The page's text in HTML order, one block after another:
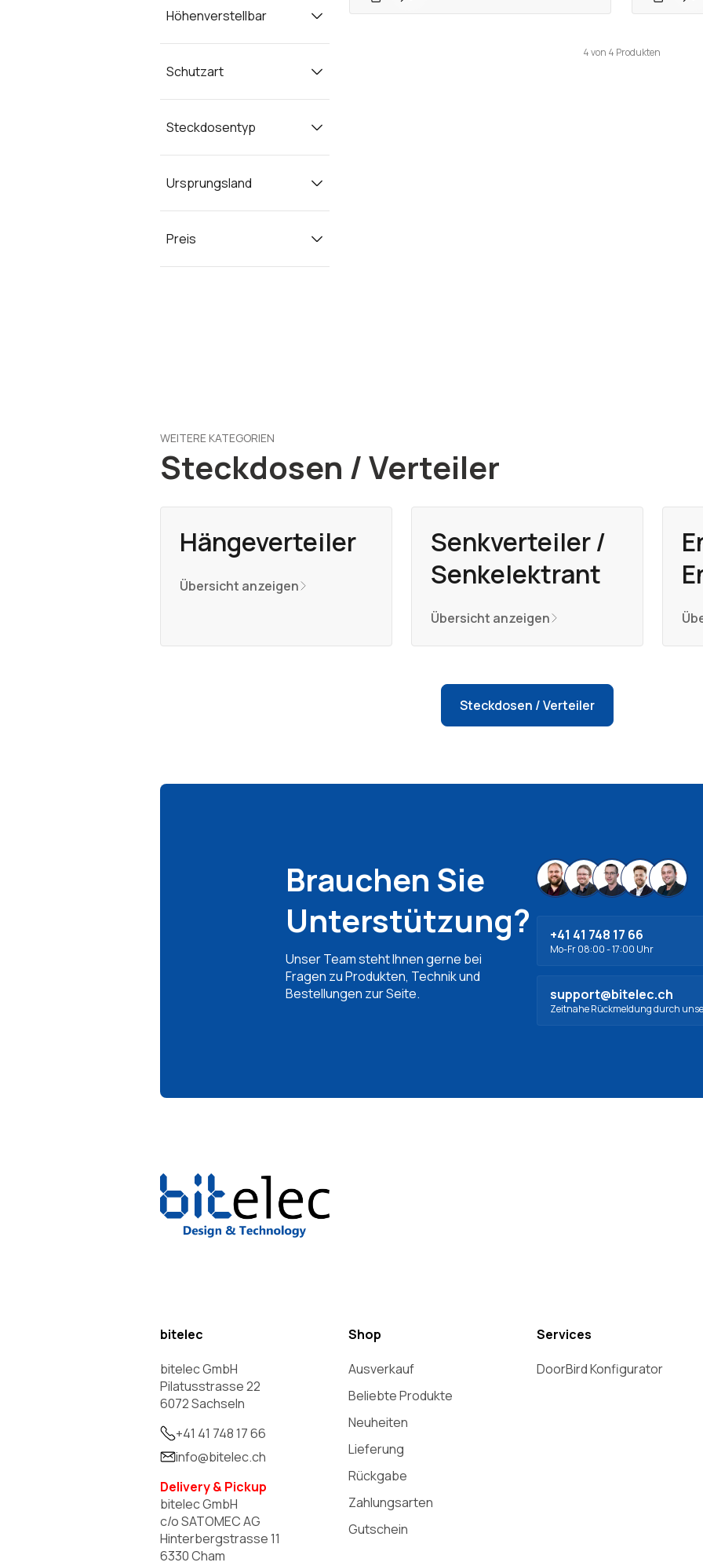
Höhenverstellbar
Schutzart
Steckdosentyp
Ursprungsland
Preis
4von 4 Produkten
WEITERE KATEGORIEN
Steckdosen / Verteiler
Hängeverteiler
Übersicht anzeigen
Senkverteiler /
Senkelektrant
Übersicht anzeigen
Steckdosen / Verteiler
Brauchen Sie
Unterstützung?
Unser Team steht Ihnen gerne bei
Fragen zu Produkten, Technik und
Bestellungen zur Seite.
+41 41 748 17 66
Mo-Fr 08:00 - 17:00 Uhr
support@bitelec.ch
Zeitnahe Rückmeldung durch
bitelec
bitelec GmbH
Pilatusstrasse 22
6072 Sachseln
+41 41 748 17 66
info@bitelec.ch
Delivery & Pickup
bitelec GmbH
c/o SATOMEC AG
Hinterbergstrasse 11
6330 Cham
Shop
Ausverkauf
Beliebte Produkte
Neuheiten
Lieferung
Rückgabe
Zahlungsarten
Gutschein
Services
DoorBird Konfigurator